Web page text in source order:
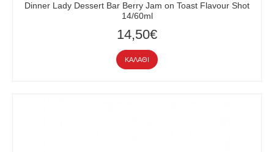
Dinner Lady Dessert Bar Berry Jam on Toast Flavour Shot
14/60ml
14,50€
ΚΑΛΆΘΙ